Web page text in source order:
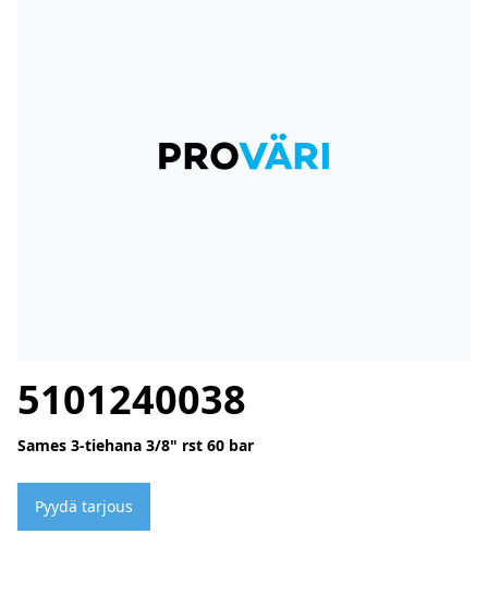
5101240038
Sames 3-tiehana 3/8" rst 60 bar
Pyydä tarjous